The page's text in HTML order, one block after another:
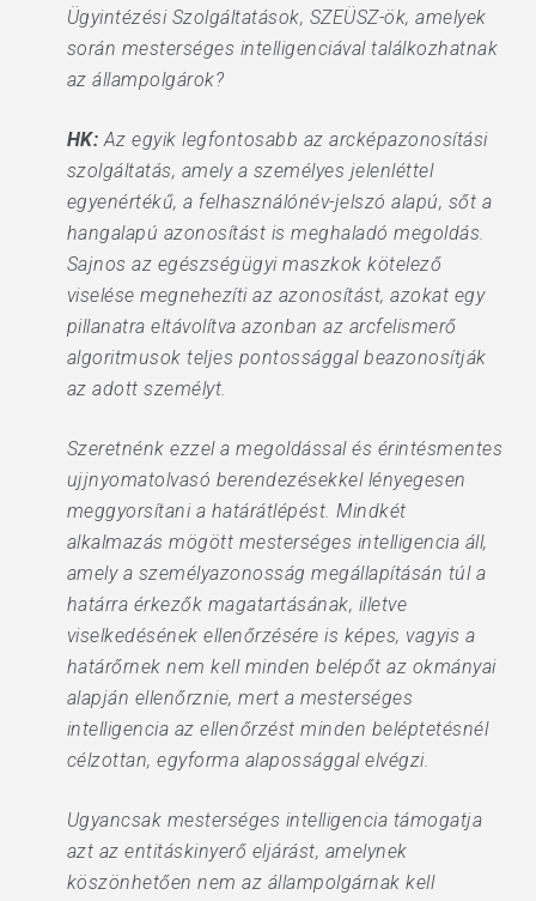
Ügyintézési Szolgáltatások, SZEÜSZ-ök, amelyek
során mesterséges intelligenciával találkozhatnak
az állampolgárok?
HK: Az egyik legfontosabb az arcképazonosítási
szolgáltatás, amely a személyes jelenléttel
egyenértékű, a felhasználónév-jelszó alapú, sőt a
hangalapú azonosítást is meghaladó megoldás.
Sajnos az egészségügyi maszkok kötelező
viselése megnehezíti az azonosítást, azokat egy
pillanatra eltávolítva azonban az arcfelismerő
algoritmusok teljes pontossággal beazonosítják
az adott személyt.
Szeretnénk ezzel a megoldással és érintésmentes
ujjnyomatolvasó berendezésekkel lényegesen
meggyorsítani a határátlépést. Mindkét
alkalmazás mögött mesterséges intelligencia áll,
amely a személyazonosság megállapításán túl a
határra érkezők magatartásának, illetve
viselkedésének ellenőrzésére is képes, vagyis a
határőrnek nem kell minden belépőt az okmányai
alapján ellenőrznie, mert a mesterséges
intelligencia az ellenőrzést minden beléptetésnél
célzottan, egyforma alapossággal elvégzi.
Ugyancsak mesterséges intelligencia támogatja
azt az entitáskinyerő eljárást, amelynek
köszönhetően nem az állampolgárnak kell